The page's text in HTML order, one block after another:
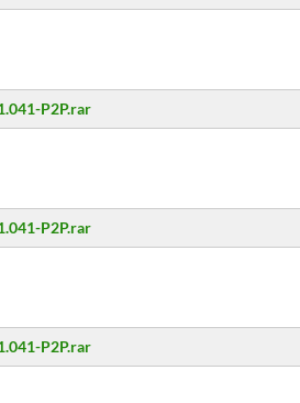
P2P.rar
P2P.rar
P2P.rar